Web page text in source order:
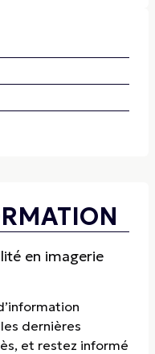
en imagerie
dernières
et restez informé